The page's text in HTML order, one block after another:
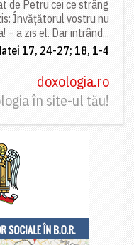
de Petru cei ce strâng
Învățătorul vostru nu
– a zis el. Dar intrând...
17, 24-27; 18, 1-4
doxologia.ro
în site-ul tău!